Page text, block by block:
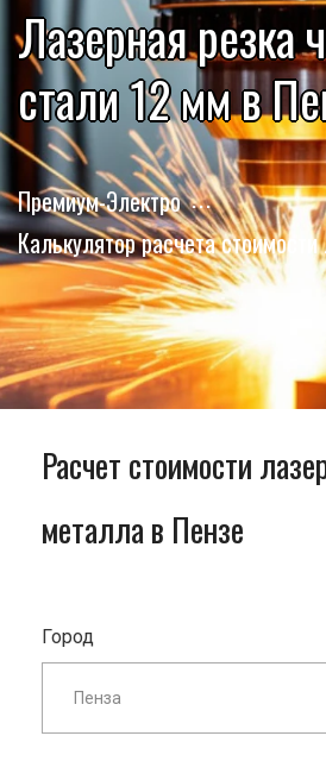
Лазерная резка
стали 12 мм в
Премиум-Электро
Калькулятор расчета
Расчет стоимости
металла в Пензе
Город